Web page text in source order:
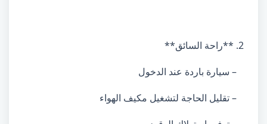
2. **راحة السائق**
– سيارة باردة عند الدخول
– تقليل الحاجة لتشغيل مكيف الهواء